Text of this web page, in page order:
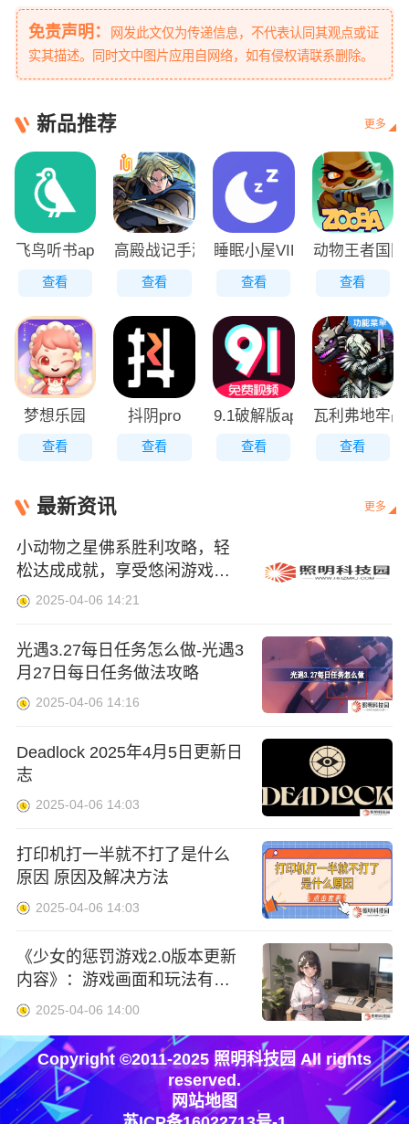
免责声明：
网发此文仅为传递信息，不代表认同其观点或证
实其描述。同时文中图片应用自网络，如有侵权请联系删除。
新品推荐 更多
飞鸟听书app去广告版
查看
高殿战记手游
查看
睡眠小屋VIP免费版
查看
动物王者国
查看
梦想乐园
查看
抖阴pro
查看
9.1破解版apk免费版
查看
瓦利弗地牢
查看
最新资讯 更多
小动物之星佛系胜利攻略，轻
松达成成就，享受悠闲游戏之
旅 2025-04-06 14:21
光遇3.27每日任务怎么做-光遇3
月27日每日任务做法攻略
2025-04-06 14:16
Deadlock 2025年4月5日更新日
志
2025-04-06 14:03
打印机打一半就不打了是什么
原因 原因及解决方法
2025-04-06 14:03
《少女的惩罚游戏2.0版本更新
内容》：游戏画面和玩法有何
重大提升？
2025-04-06 14:00
Copyright ©2011-2025 照明科技园 All rights
reserved.
网站地图